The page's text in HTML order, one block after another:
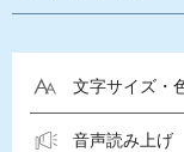
文字サイズ・
音声読み上げ